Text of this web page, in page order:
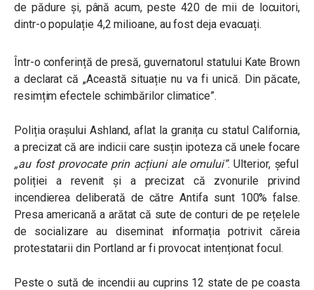
de pădure și, până acum, peste 420 de mii de locuitori,
dintr-o populație 4,2 milioane, au fost deja evacuați.
Într-o conferință de presă, guvernatorul statului Kate Brown
a declarat că„Această situație nu va fi unică. Din păcate,
resimțim efectele schimbărilor climatice”.
Poliția orașului Ashland, aflat la granița cu statul California,
a precizat că are indicii care susțin ipoteza că unele focare
„au fost provocate prin acțiuni ale omului”. Ulterior, șeful
poliției a revenit și a precizat că zvonurile privind
incendierea deliberată de către Antifa sunt 100% false.
Presa americană a arătat că sute de conturi de pe rețelele
de socializare au diseminat informația potrivit căreia
protestatarii din Portland ar fi provocat intenționat focul.
Peste o sută de incendii au cuprins 12 state de pe coasta